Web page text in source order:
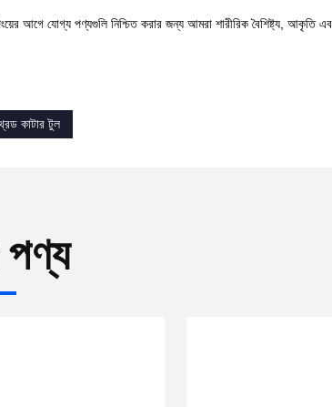
আগে যোগ্য পণ্যগুলি নিশ্চিত করার জন্য আমরা শারীরিক বৈশিষ্ট্য, আকৃতি
কাটার টুল